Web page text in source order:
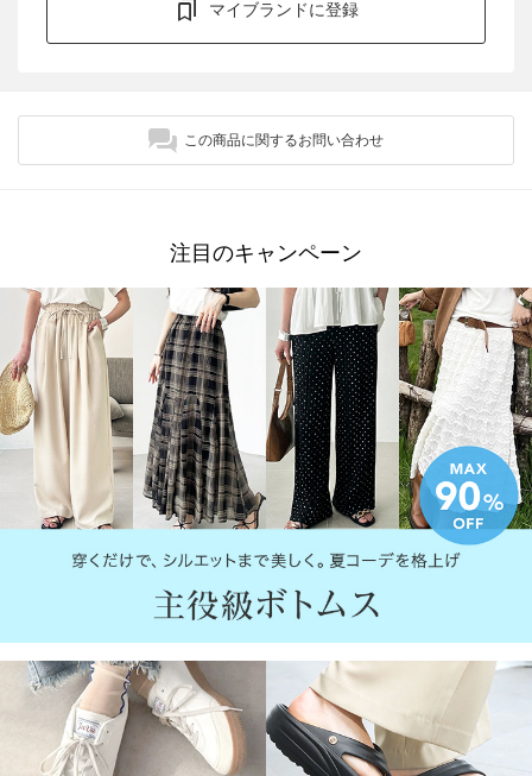
マイブランドに登録
この商品に関するお問い合わせ
注目のキャンペーン